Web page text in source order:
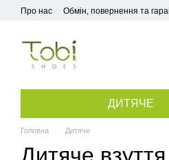
Перейти до основного контенту
Про нас Обмін, повернення та
ДИТЯЧЕ
Головна Дитяче